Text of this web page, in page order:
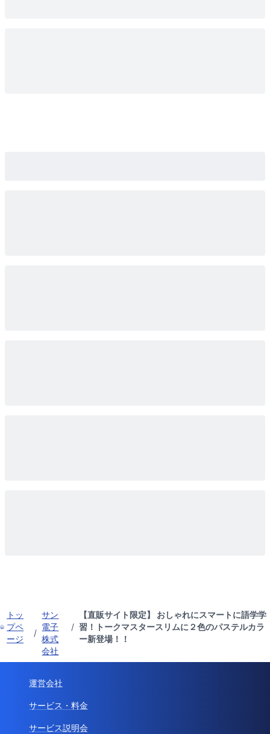
トッ
プペ
ージ
/
サン
電子
株式
会社
/
【直販サイト限定】 おしゃれにスマートに語学学
習！トークマスタースリムに２色のパステルカラ
ー新登場！！
運営会社
サービス・料金
サービス説明会